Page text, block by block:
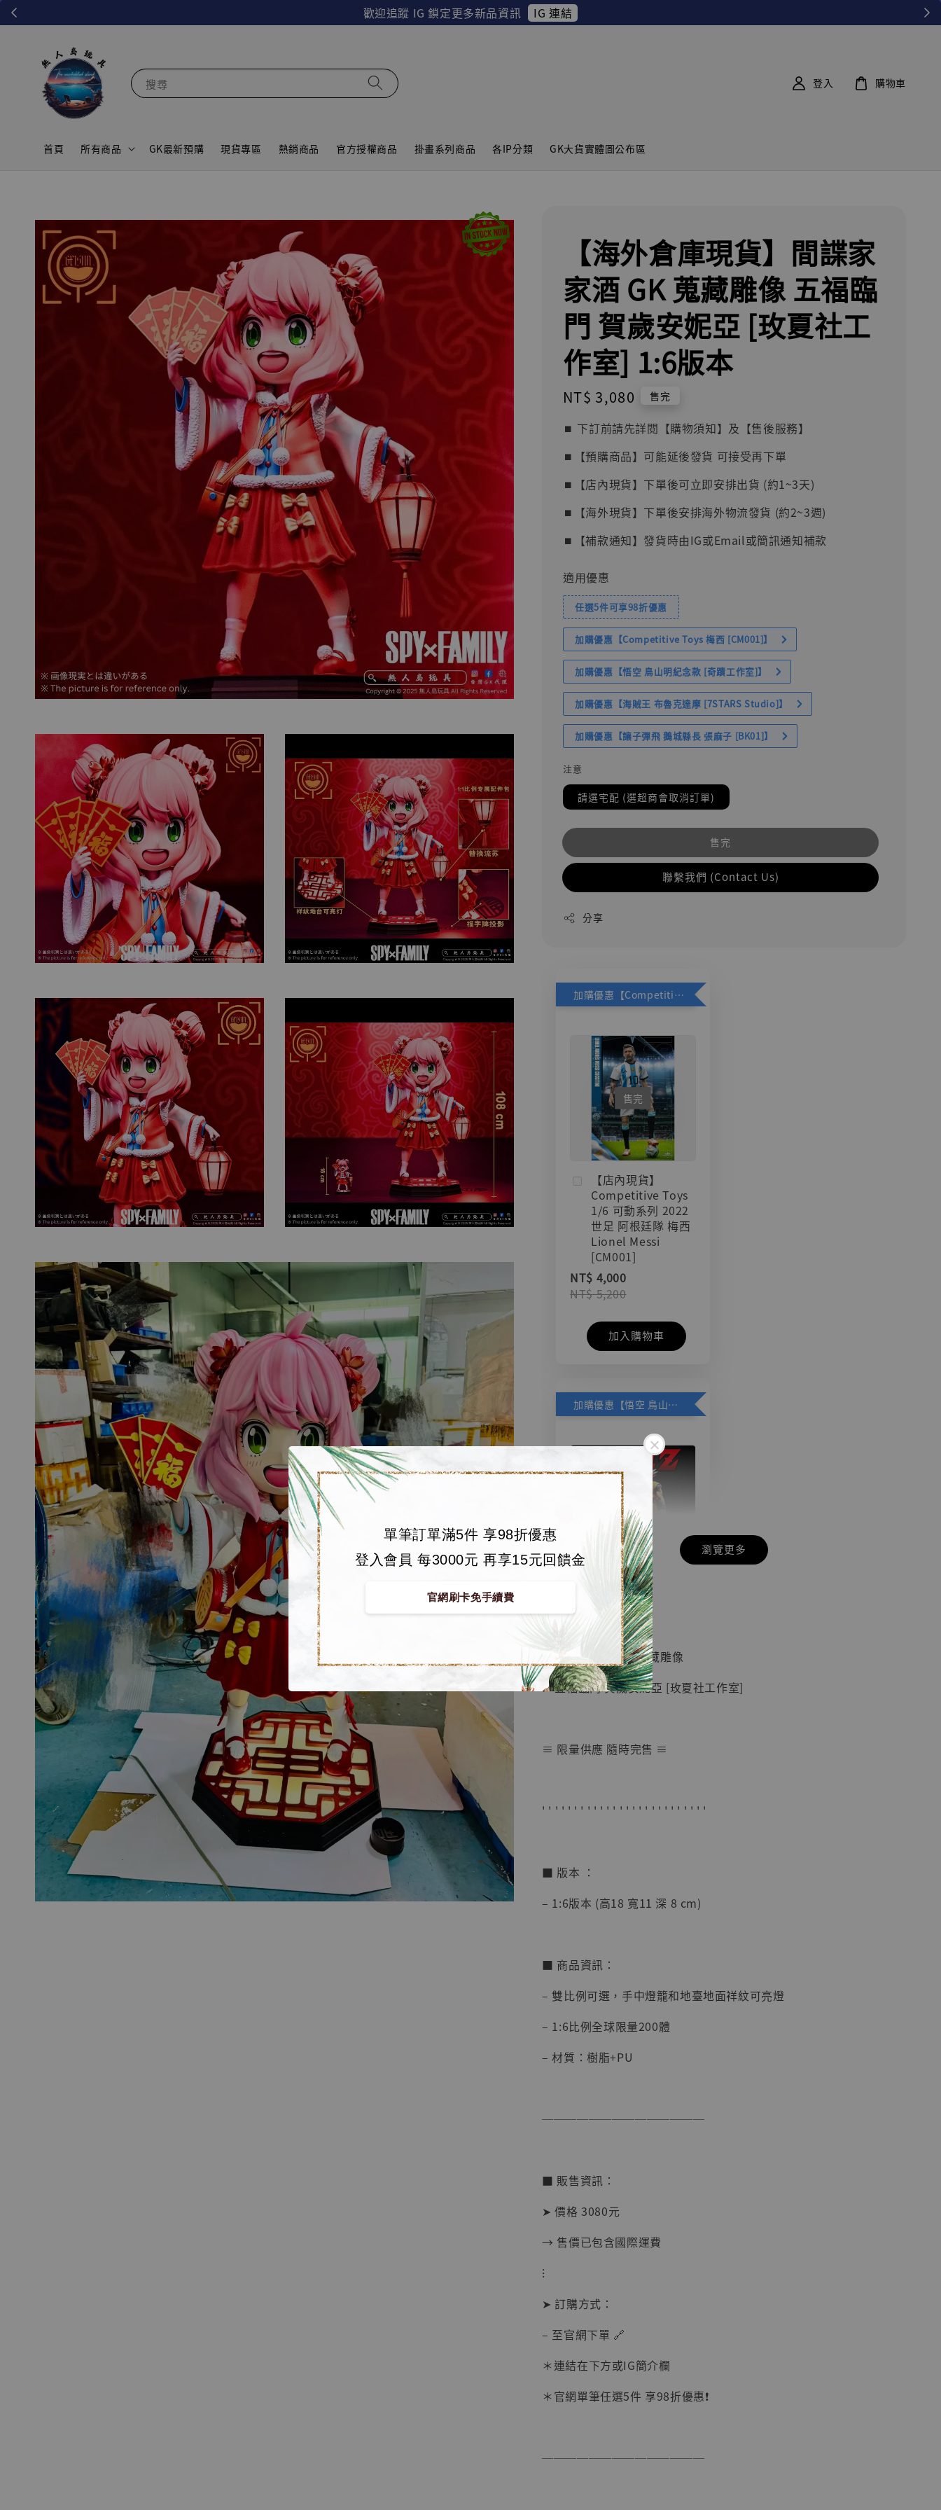
歡迎追蹤 IG 鎖定更多新品資訊 IG 連結
單筆訂單滿5件 享98折優惠
登入會員 每3000元 再享15元回饋金
官網刷卡免手續費
搜尋
首頁 所有商品 GK最新預購 現貨專區 熱銷商品 官方授權商品 掛畫系列商品 各IP分類 GK大貨實體圖公布區
登入 購物車
【海外倉庫現貨】間諜家
家酒 GK 蒐藏雕像 五福臨
門 賀歲安妮亞 [玫夏社工
作室] 1:6版本
Regular
price
NT$ 3,080 售完
⏹︎ 下訂前請先詳閱【購物須知】及【售後服務】
⏹︎【預購商品】可能延後發貨 可接受再下單
⏹︎【店內現貨】下單後可立即安排出貨 (約1~3天)
⏹︎【海外現貨】下單後安排海外物流發貨 (約2~3週)
⏹︎【補款通知】發貨時由IG或Email或簡訊通知補款
適用優惠
任選5件可享98折優惠
加購優惠【Competitive Toys 梅西 [CM001]】
加購優惠【悟空 鳥山明紀念款 [奇蹟工作室]】
加購優惠【海賊王 布魯克達摩 [7STARS Studio]】
加購優惠【讓子彈飛 鵝城縣長 張麻子 [BK01]】
注意
請選宅配 (選超商會取消訂單)
售完
聯繫我們 (Contact Us)
分享
加購優惠【Competitive Toys 梅西 [CM001]】
售完
【店內現貨】
Competitive Toys
1/6 可動系列 2022
世足 阿根廷隊 梅西
Lionel Messi
[CM001]
NT$ 4,000
NT$ 5,200
加入購物車
加購優惠【悟空 鳥山明紀念款 [奇蹟工作室]】
【店內現貨】七龍珠
系列蒐藏雕像 悟空
鳥山明紀念款 [奇蹟
工作室]
NT$ 4,280
NT$ 5,580
-
【店內現貨】海賊王
系列蒐藏雕像 布魯
克達摩 [7STARS
Studio]
NT$ 1,870
【現貨】
BJSTUDIO 1/6系列
可動蒐藏人偶 讓子
彈飛 鵝城縣長 張麻
NT$ 5,300
瀏覽更多
🏝【無人島玩具】
■ 間諜家家酒 GK 蒐藏雕像
➤ 五福臨門 賀歲安妮亞 [玫夏社工作室]
≡ 限量供應 隨時完售 ≡
' ' ' ' ' ' ' ' ' ' ' ' ' ' ' ' ' ' ' ' ' ' ' ' ' '
■ 版本 ：
– 1:6版本 (高18 寬11 深 8 cm)
■ 商品資訊：
– 雙比例可選，手中燈籠和地臺地面祥紋可亮燈
– 1:6比例全球限量200體
– 材質：樹脂+PU
──────────────
■ 販售資訊：
➤ 價格 3080元
→ 售價已包含國際運費
⁝
➤ 訂購方式：
– 至官網下單 🔗
＊連結在下方或IG簡介欄
＊官網單筆任選5件 享98折優惠❗️
──────────────